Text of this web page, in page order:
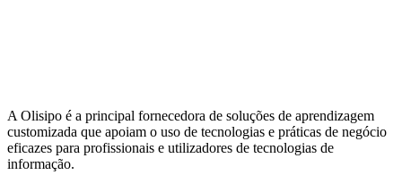
A Olisipo é a principal fornecedora de soluções de aprendizagem
customizada que apoiam o uso de tecnologias e práticas de negócio
eficazes para profissionais e utilizadores de tecnologias de
informação.